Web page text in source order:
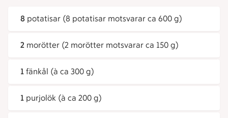
8 potatisar (8 potatisar motsvarar ca 600 g)
2 morötter (2 morötter motsvarar ca 150 g)
1 fänkål (à ca 300 g)
1 purjolök (à ca 200 g)